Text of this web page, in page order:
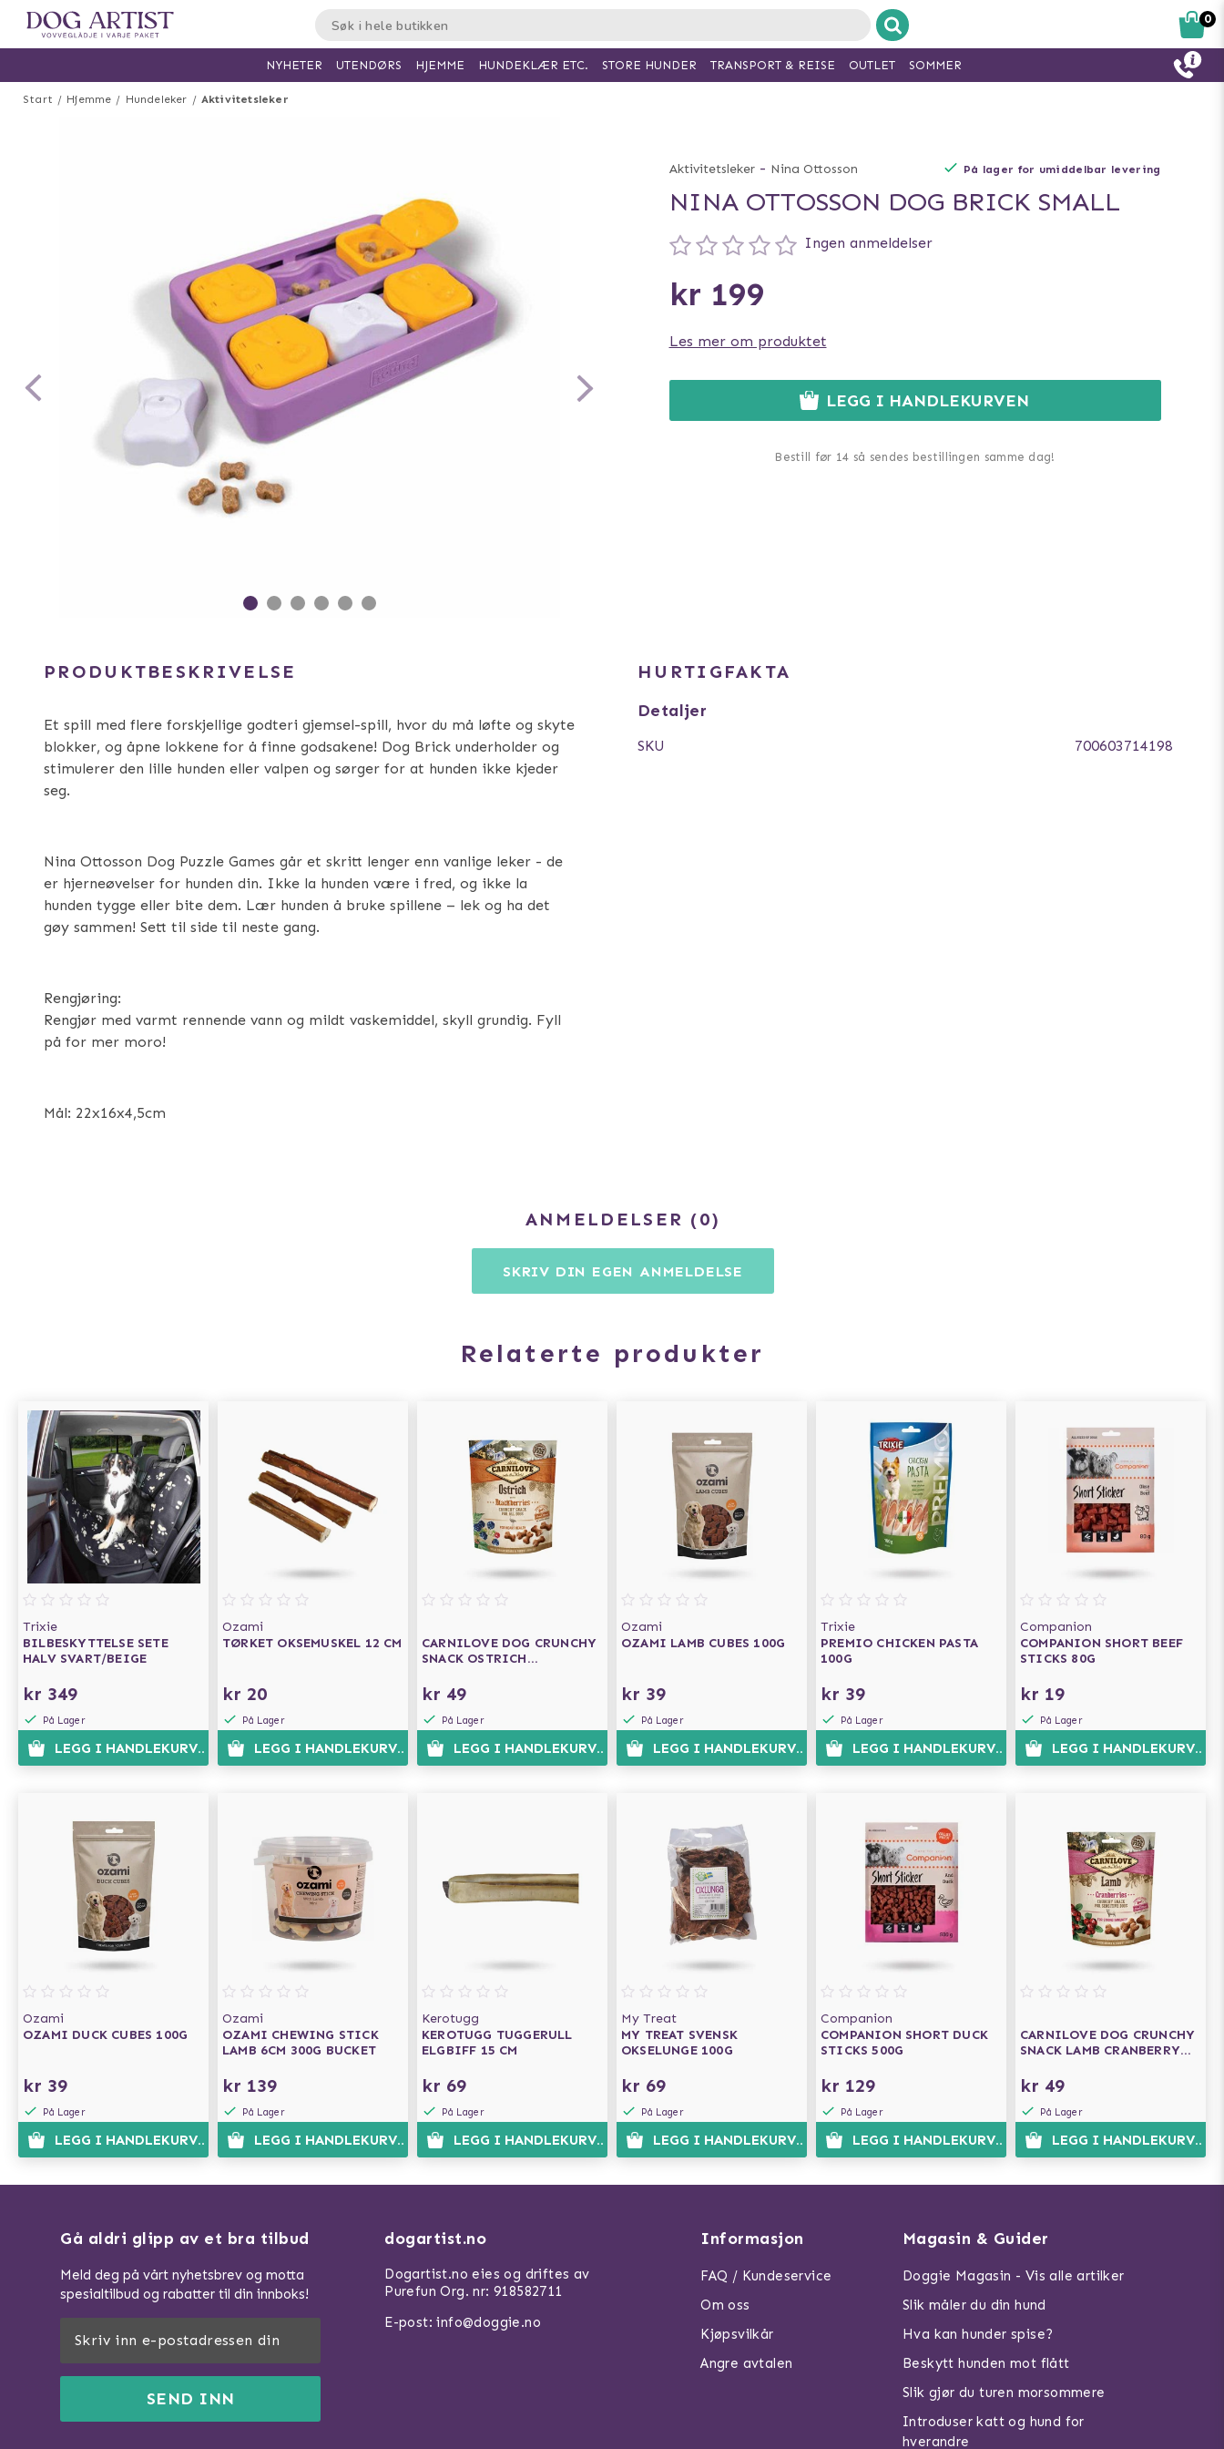
Start Hjemme Hundeleker Aktivitetsleker
Aktivitetsleker - Nina Ottosson På lager for umiddelbar levering
NINA OTTOSSON DOG BRICK SMALL
Ingen anmeldelser
kr 199
Les mer om produktet
LEGG I HANDLEKURVEN
Bestill før 14 så sendes bestillingen samme dag!
PRODUKTBESKRIVELSE
Et spill med flere forskjellige godteri gjemsel-spill, hvor du må løfte og skyte
blokker, og åpne lokkene for å finne godsakene! Dog Brick underholder og
stimulerer den lille hunden eller valpen og sørger for at hunden ikke kjeder
seg.
Nina Ottosson Dog Puzzle Games går et skritt lenger enn vanlige leker - de
er hjerneøvelser for hunden din. Ikke la hunden være i fred, og ikke la
hunden tygge eller bite dem. Lær hunden å bruke spillene – lek og ha det
gøy sammen! Sett til side til neste gang.
Rengjøring:
Rengjør med varmt rennende vann og mildt vaskemiddel, skyll grundig. Fyll
på for mer moro!
Mål: 22x16x4,5cm
HURTIGFAKTA
Detaljer
SKU 700603714198
ANMELDELSER 0
SKRIV DIN EGEN ANMELDELSE
Relaterte produkter
Trixie
BILBESKYTTELSE SETE
HALV SVART/BEIGE
kr 349
På Lager
LEGG I HANDLEKURVEN
Ozami
TØRKET OKSEMUSKEL 12 CM
kr 20
På Lager
LEGG I HANDLEKURVEN
CARNILOVE DOG CRUNCHY
SNACK OSTRICH
kr 49
På Lager
LEGG I HANDLEKURVEN
Ozami
OZAMI LAMB CUBES 100G
kr 39
På Lager
LEGG I HANDLEKURVEN
Trixie
PREMIO CHICKEN PASTA
100G
kr 39
På Lager
LEGG I HANDLEKURVEN
Companion
COMPANION SHORT BEEF
STICKS 80G
kr 19
På Lager
LEGG I HANDLEKURVEN
Ozami
OZAMI DUCK CUBES 100G
kr 39
På Lager
LEGG I HANDLEKURVEN
Ozami
OZAMI CHEWING STICK
LAMB 6CM 300G BUCKET
kr 139
På Lager
LEGG I HANDLEKURVEN
Kerotugg
KEROTUGG TUGGERULL
ELGBIFF 15 CM
kr 69
På Lager
LEGG I HANDLEKURVEN
My Treat
MY TREAT SVENSK
OKSELUNGE 100G
kr 69
På Lager
LEGG I HANDLEKURVEN
Companion
COMPANION SHORT DUCK
STICKS 500G
kr 129
På Lager
LEGG I HANDLEKURVEN
CARNILOVE DOG CRUNCHY
SNACK LAMB CRANBERRY
kr 49
På Lager
LEGG I HANDLEKURVEN
0
NYHETER UTENDØRS HJEMME HUNDEKLÆR ETC. STORE HUNDER TRANSPORT & REISE OUTLET SOMMER
Gå aldri glipp av et bra tilbud
Meld deg på vårt nyhetsbrev og motta
spesialtilbud og rabatter til din innboks!
SEND INN
dogartist.no
Dogartist.no eies og driftes av
Purefun Org. nr: 918582711
E-post: info@doggie.no
Informasjon
FAQ / Kundeservice
Om oss
Kjøpsvilkår
Angre avtalen
Magasin & Guider
Doggie Magasin - Vis alle artilker
Slik måler du din hund
Hva kan hunder spise?
Beskytt hunden mot flått
Slik gjør du turen morsommere
Introduser katt og hund for
hverandre